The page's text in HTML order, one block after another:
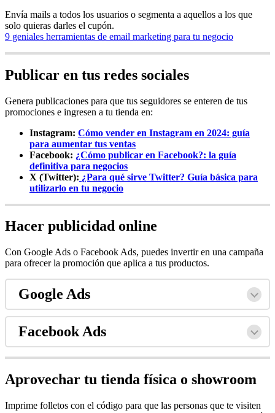
Envía mails a todos los usuarios o segmenta a aquellos a los que
solo quieras darles el cupón.
9 geniales herramientas de email marketing para tu negocio
Publicar en tus redes sociales
Genera publicaciones para que tus seguidores se enteren de tus
promociones e ingresen a tu tienda en:
Instagram: Cómo vender en Instagram en 2024: guía
para aumentar tus ventas
Facebook: ¿Cómo publicar en Facebook?: la guía
definitiva para negocios
X (Twitter): ¿Para qué sirve Twitter? Guía básica para
utilizarlo en tu negocio
Hacer publicidad online
Con Google Ads o Facebook Ads, puedes invertir en una campaña
para ofrecer la promoción que aplica a tus productos.
Google Ads
Facebook Ads
Aprovechar tu tienda física o showroom
Imprime folletos con el código para que las personas que te visiten